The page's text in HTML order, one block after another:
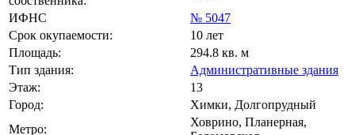
ИФНС
№ 5047
Срок окупаемости:
10 лет
Площадь:
294.8 кв. м
Тип здания:
Административные здания
Этаж:
13
Город:
Химки, Долгопрудный
Метро:
Ховрино, Планерная,